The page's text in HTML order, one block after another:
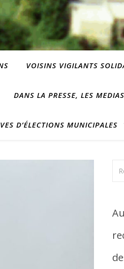
VOISINS VIGILANTS
DANS LA PRESSE, LES
D’ÉLECTIONS MUNICIPALES